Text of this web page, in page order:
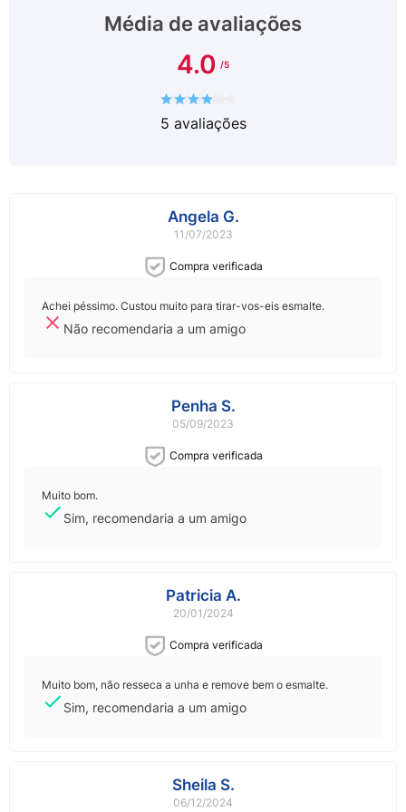
Média de avaliações
4.0
5 avaliações
Angela G.
11/07/2023
Compra verificada
Achei péssimo. Custou muito para tirar-vos-eis esmalte.
Não recomendaria a um amigo
Penha S.
05/09/2023
Compra verificada
Muito bom.
Sim, recomendaria a um amigo
Patricia A.
20/01/2024
Compra verificada
Muito bom, não resseca a unha e remove bem o esmalte.
Sim, recomendaria a um amigo
Sheila S.
06/12/2024